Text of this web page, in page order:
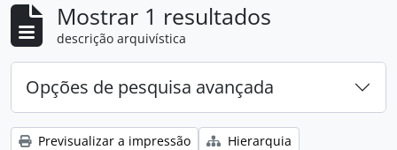
Mostrar 1 resultados
descrição arquivística
Opções de pesquisa avançada
Previsualizar a impressão
Hierarquia